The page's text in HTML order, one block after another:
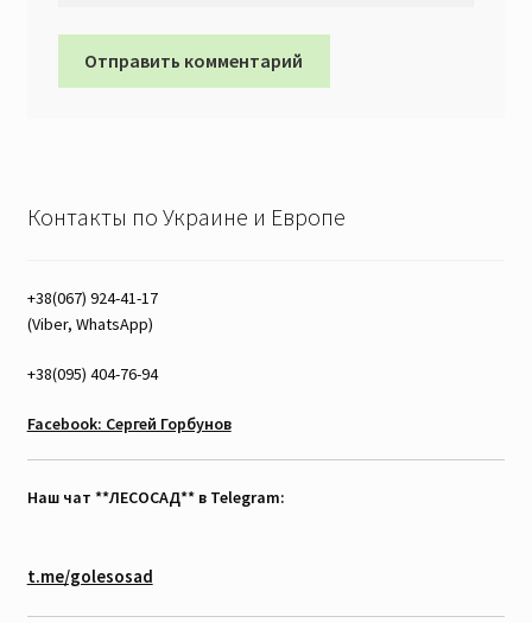
Контакты по Украине и Европе
+38(067) 924-41-17
(Viber, WhatsApp)
+38(095) 404-76-94
Facebook: Сергей Горбунов
Наш чат **ЛЕСОСАД** в Telegram:
t.me/golesosad